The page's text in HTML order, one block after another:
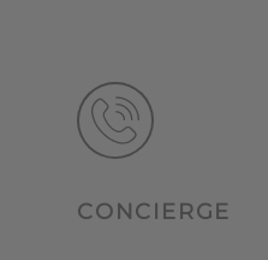
CONCIERGE